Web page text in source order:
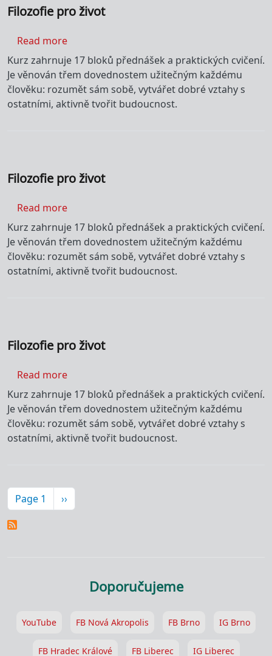
Filozofie pro život
Read moreabout Filozofie pro život
Kurz zahrnuje 17 bloků přednášek a praktických cvičení.
Je věnován třem dovednostem užitečným každému
člověku: rozumět sám sobě, vytvářet dobré vztahy s
ostatními, aktivně tvořit budoucnost.
Filozofie pro život
Read moreabout Filozofie pro život
Kurz zahrnuje 17 bloků přednášek a praktických cvičení.
Je věnován třem dovednostem užitečným každému
člověku: rozumět sám sobě, vytvářet dobré vztahy s
ostatními, aktivně tvořit budoucnost.
Filozofie pro život
Read moreabout Filozofie pro život
Kurz zahrnuje 17 bloků přednášek a praktických cvičení.
Je věnován třem dovednostem užitečným každému
člověku: rozumět sám sobě, vytvářet dobré vztahy s
ostatními, aktivně tvořit budoucnost.
Pagination
Page 1 Následující stránka
››
Doporučujeme
YouTube FB Nová Akropolis FB Brno IG Brno
FB Hradec Králové FB Liberec IG Liberec